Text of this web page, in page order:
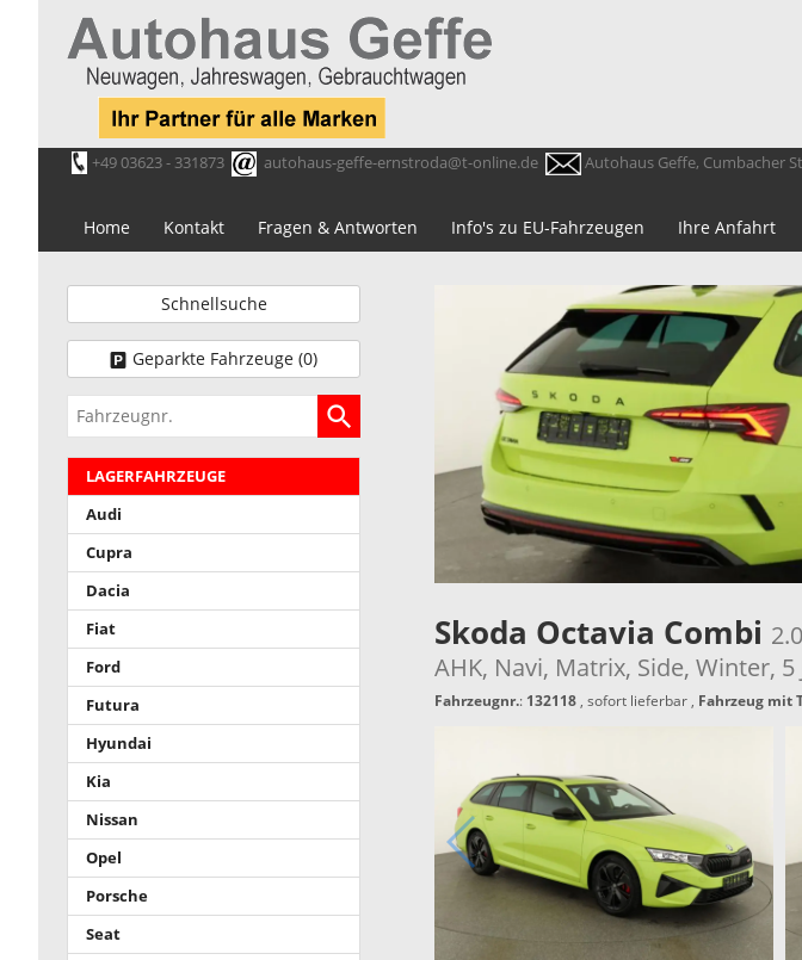
+49 03623 - 331873 autohaus-geffe-ernstroda@t-online.de Autohaus Geffe, Cumbacher
Home Kontakt Fragen & Antworten Info's zu EU-Fahrzeugen Ihre Anfahrt
Skoda Octavia Combi
AHK, Navi, Matrix, Side, Winter, 5
Fahrzeugnr.: 132118, sofort lieferbar, Fahrzeug mit
Schnellsuche
Geparkte Fahrzeuge (0)
Fahrzeugnr.
LAGERFAHRZEUGE
Audi
Cupra
Dacia
Fiat
Ford
Futura
Hyundai
Kia
Nissan
Opel
Porsche
Seat